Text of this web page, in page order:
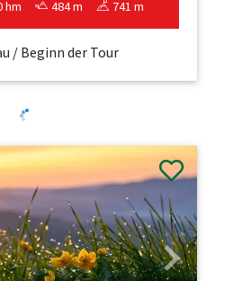
hm 484 m 741 m
/ Beginn der Tour
Next